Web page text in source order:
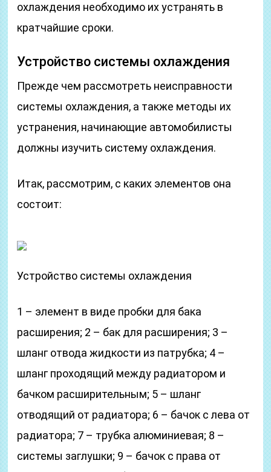
охлаждения необходимо их устранять в
кратчайшие сроки.
Устройство системы охлаждения
Прежде чем рассмотреть неисправности
системы охлаждения, а также методы их
устранения, начинающие автомобилисты
должны изучить систему охлаждения.
Итак, рассмотрим, с каких элементов она
состоит:
Устройство системы охлаждения
1 – элемент в виде пробки для бака
расширения; 2 – бак для расширения; 3 –
шланг отвода жидкости из патрубка; 4 –
шланг проходящий между радиатором и
бачком расширительным; 5 – шланг
отводящий от радиатора; 6 – бачок с лева от
радиатора; 7 – трубка алюминиевая; 8 –
системы заглушки; 9 – бачок с права от